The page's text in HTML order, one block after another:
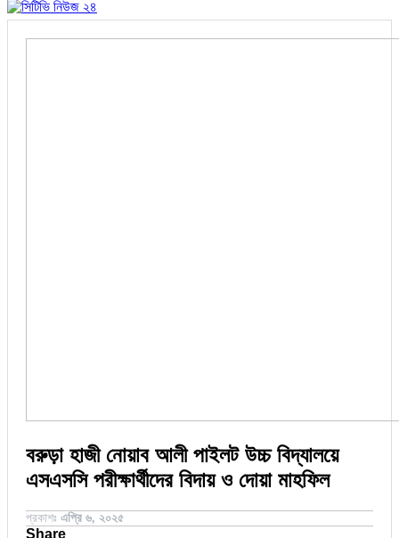
নারায়নগঞ্জ
ব্রাহ্মণবাড়িয়া
খ্রিষ্টান
বরুড়া হাজী নোয়াব আলী পাইলট উচ্চ বিদ্যালয়ে
এসএসসি পরীক্ষার্থীদের বিদায় ও দোয়া মাহফিল
প্রকাশঃ এপ্রি ৬, ২০২৫
Share